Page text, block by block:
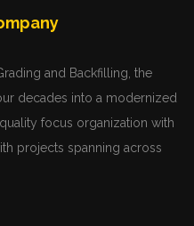
and Backfilling, the
decades into a modernized
focus organization with
projects spanning across